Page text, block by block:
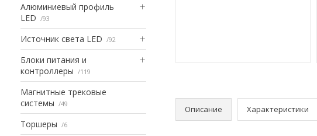
Алюминиевый профиль
LED
93
Источник света LED 92
Блоки питания и
контроллеры
119
Магнитные трековые
системы
49
Торшеры 6
Описание Характеристики